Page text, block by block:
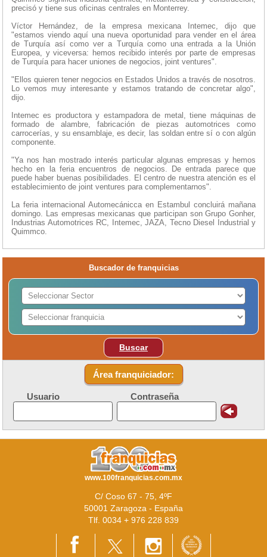
precisó y tiene sus oficinas centrales en Monterrey.
Víctor Hernández, de la empresa mexicana Intemec, dijo que
"estamos viendo aquí una nueva oportunidad para vender en el área
de Turquía así como ver a Turquía como una entrada a la Unión
Europea, y viceversa: hemos recibido interés por parte de empresas
de Turquía para hacer uniones de negocios, joint ventures".
"Ellos quieren tener negocios en Estados Unidos a través de nosotros.
Lo vemos muy interesante y estamos tratando de concretar algo",
dijo.
Intemec es productora y estampadora de metal, tiene máquinas de
formado de alambre, fabricación de piezas automotrices como
carrocerías, y su ensamblaje, es decir, las soldan entre sí o con algún
componente.
"Ya nos han mostrado interés particular algunas empresas y hemos
hecho en la feria encuentros de negocios. De entrada parece que
puede haber buenas posibilidades. El centro de nuestra atención es el
establecimiento de joint ventures para complementarnos".
La feria internacional Automecánicca en Estambul concluirá mañana
domingo. Las empresas mexicanas que participan son Grupo Gonher,
Industrias Automotrices RC, Intemec, JAZA, Tecno Diesel Industrial y
Quimmco.
Buscador de franquicias
Buscar
Área franquiciador:
Usuario Contraseña
www.100franquicias.com.mx
C/ Coso 67 - 75, 4ºF
50001 Zaragoza - España
Tlf. 0034 + 976 228 839